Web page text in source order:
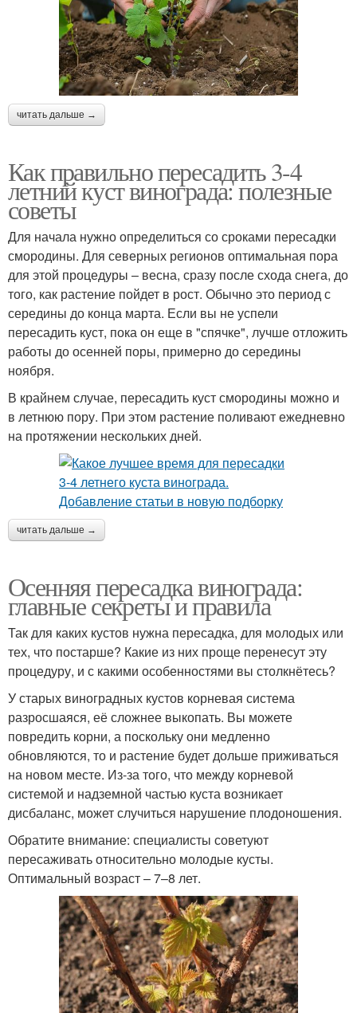
читать дальше →
Как правильно пересадить 3-4
летний куст винограда: полезные
советы
Для начала нужно определиться со сроками пересадки
смородины. Для северных регионов оптимальная пора
для этой процедуры – весна, сразу после схода снега, до
того, как растение пойдет в рост. Обычно это период с
середины до конца марта. Если вы не успели
пересадить куст, пока он еще в "спячке", лучше отложить
работы до осенней поры, примерно до середины
ноября.
В крайнем случае, пересадить куст смородины можно и
в летнюю пору. При этом растение поливают ежедневно
на протяжении нескольких дней.
читать дальше →
Осенняя пересадка винограда:
главные секреты и правила
Так для каких кустов нужна пересадка, для молодых или
тех, что постарше? Какие из них проще перенесут эту
процедуру, и с какими особенностями вы столкнётесь?
У старых виноградных кустов корневая система
разросшаяся, её сложнее выкопать. Вы можете
повредить корни, а поскольку они медленно
обновляются, то и растение будет дольше приживаться
на новом месте. Из-за того, что между корневой
системой и надземной частью куста возникает
дисбаланс, может случиться нарушение плодоношения.
Обратите внимание: специалисты советуют
пересаживать относительно молодые кусты.
Оптимальный возраст – 7–8 лет.